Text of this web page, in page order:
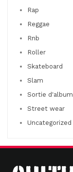
Rap
Reggae
Rnb
Roller
Skateboard
Slam
Sortie d'album
Street wear
Uncategorized